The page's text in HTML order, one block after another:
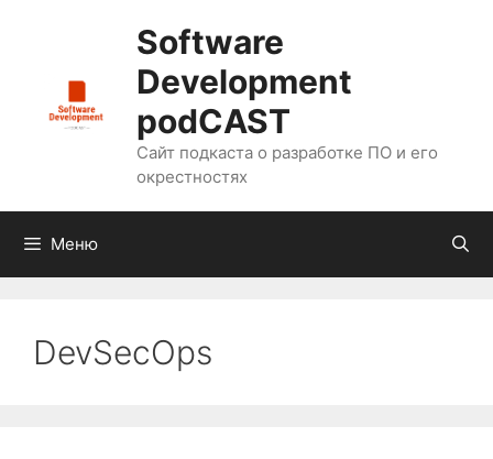
Software
Development
podCAST
Сайт подкаста о разработке ПО и его
окрестностях
Меню
DevSecOps